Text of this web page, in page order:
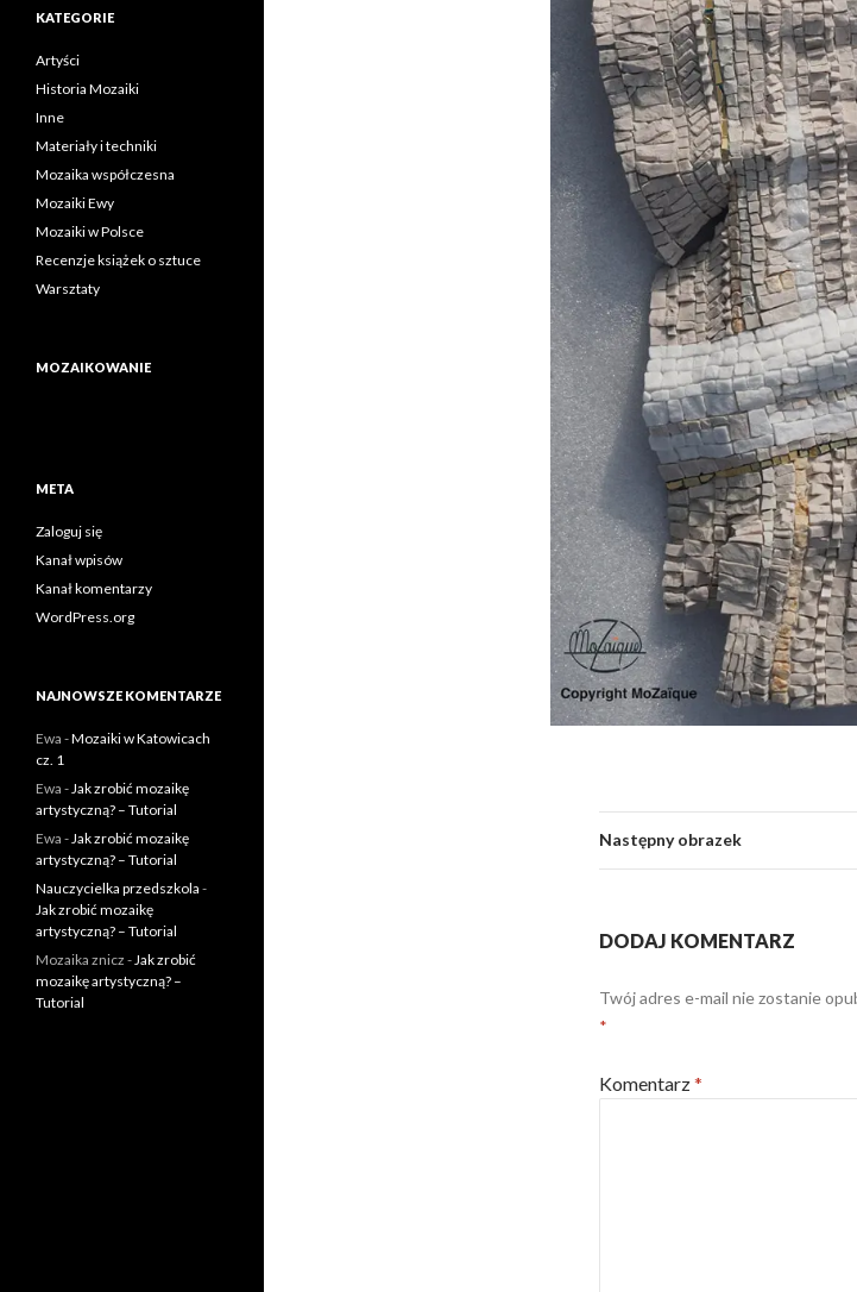
Następny obrazek
DODAJ KOMENTARZ
Twój adres e-mail nie zostanie
*
Komentarz*
KATEGORIE
Artyści
Historia Mozaiki
Inne
Materiały i techniki
Mozaika współczesna
Mozaiki Ewy
Mozaiki w Polsce
Recenzje książek o sztuce
Warsztaty
MOZAIKOWANIE
META
Zaloguj się
Kanał wpisów
Kanał komentarzy
WordPress.org
NAJNOWSZE KOMENTARZE
Ewa -Mozaiki w Katowicach
cz. 1
Ewa -Jak zrobić mozaikę
artystyczną? – Tutorial
Ewa -Jak zrobić mozaikę
artystyczną? – Tutorial
Nauczycielka przedszkola -
Jak zrobić mozaikę
artystyczną? – Tutorial
Mozaika znicz -Jak zrobić
mozaikę artystyczną? –
Tutorial